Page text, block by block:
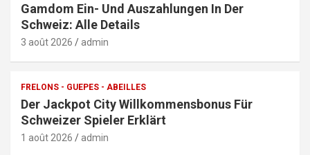
Gamdom Ein- Und Auszahlungen In Der
Schweiz: Alle Details
3 août 2026 admin
FRELONS - GUEPES - ABEILLES
Der Jackpot City Willkommensbonus Für
Schweizer Spieler Erklärt
1 août 2026 admin